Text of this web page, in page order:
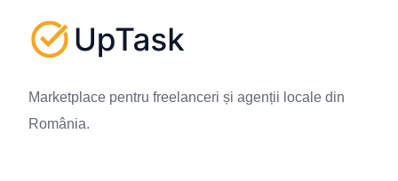
Marketplace pentru freelanceri și agenții locale din
România.